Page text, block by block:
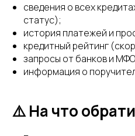
сведения о всех
статус);
история платежей и
кредитный рейтинг
запросы от банков и
информация о
⚠️ На что